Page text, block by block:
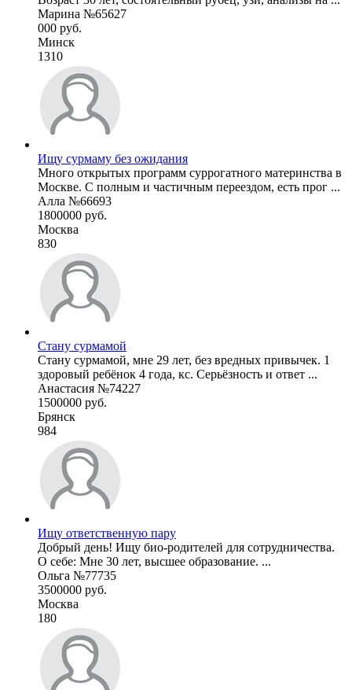
Марина №65627
000 руб.
Минск
1310
Ищу сурмаму без ожидания
Много открытых программ суррогатного материнства в
Москве. С полным и частичным переездом, есть прог ...
Алла №66693
1800000 руб.
Москва
830
Стану сурмамой
Стану сурмамой, мне 29 лет, без вредных привычек. 1
здоровый ребёнок 4 года, кс. Серьёзность и ответ ...
Анастасия №74227
1500000 руб.
Брянск
984
Ищу ответственную пару
Добрый день! Ищу био-родителей для сотрудничества.
О себе: Мне 30 лет, высшее образование. ...
Ольга №77735
3500000 руб.
Москва
180